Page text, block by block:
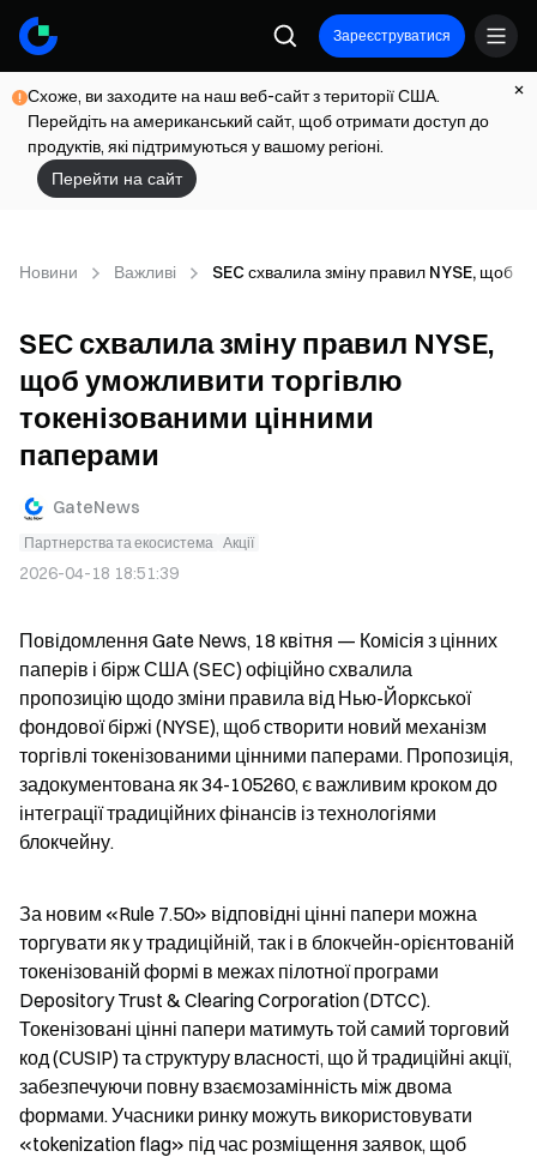
Зареєструватися
Схоже, ви заходите на наш веб-сайт з території США.
Перейдіть на американський сайт, щоб отримати доступ до
продуктів, які підтримуються у вашому регіоні.
Перейти на сайт
Новини Важливі SEC схвалила зміну правил NYSE, щоб
SEC схвалила зміну правил NYSE,
щоб уможливити торгівлю
токенізованими цінними
паперами
GateNews
Партнерства та екосистема Акції
2026-04-18 18:51:39
Повідомлення Gate News, 18 квітня — Комісія з цінних
паперів і бірж США (SEC) офіційно схвалила
пропозицію щодо зміни правила від Нью-Йоркської
фондової біржі (NYSE), щоб створити новий механізм
торгівлі токенізованими цінними паперами. Пропозиція,
задокументована як 34-105260, є важливим кроком до
інтеграції традиційних фінансів із технологіями
блокчейну.
За новим «Rule 7.50» відповідні цінні папери можна
торгувати як у традиційній, так і в блокчейн-орієнтованій
токенізованій формі в межах пілотної програми
Depository Trust & Clearing Corporation (DTCC).
Токенізовані цінні папери матимуть той самий торговий
код (CUSIP) та структуру власності, що й традиційні акції,
забезпечуючи повну взаємозамінність між двома
формами. Учасники ринку можуть використовувати
«tokenization flag» під час розміщення заявок, щоб